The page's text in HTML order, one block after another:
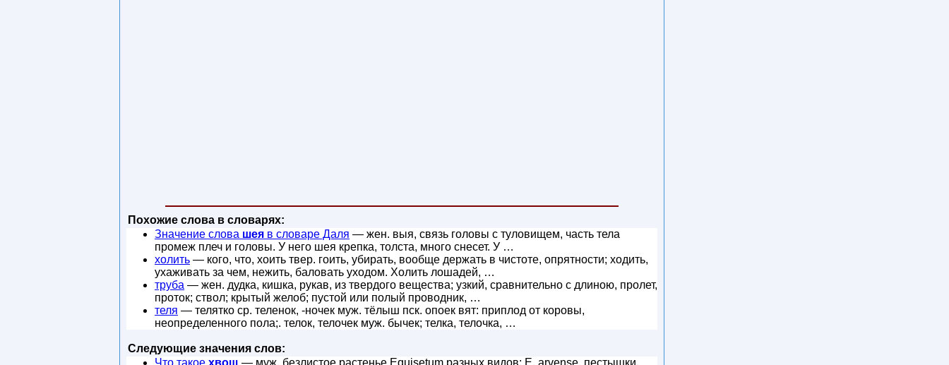
Похожие слова в словарях:
Значение слова шея в словаре Даля — жен. выя, связь головы с туловищем, часть тела
промеж плеч и головы. У него шея крепка, толста, много снесет. У …
холить — кого, что, хоить твер. гоить, убирать, вообще держать в чистоте, опрятности; ходить,
ухаживать за чем, нежить, баловать уходом. Холить лошадей, …
труба — жен. дудка, кишка, рукав, из твердого вещества; узкий, сравнительно с длиною, пролет,
проток; ствол; крытый желоб; пустой или полый проводник, …
теля — телятко ср. теленок, -ночек муж. тёлыш пск. опоек вят: приплод от коровы,
неопределенного пола;. телок, телочек муж. бычек; телка, телочка, …
Следующие значения слов:
Что такое хвощ — муж. безлистое растенье Equisetum разных видов: E. arvense, пестышки,